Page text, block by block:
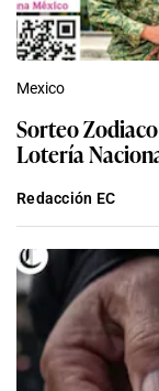
Mexico
Sorteo
Lotería
Redacción EC